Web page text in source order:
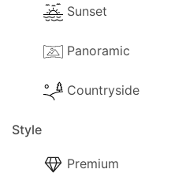
Sunset
Panoramic
Countryside
Style
Premium